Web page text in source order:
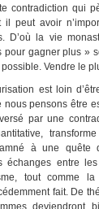
contradiction qui
peut avoir
D’où la vie
pour gagner plus »
Vendre le
est loin
nous pensons être
par une
à une quête
échanges entre
tout comme
fait. De
deviendront